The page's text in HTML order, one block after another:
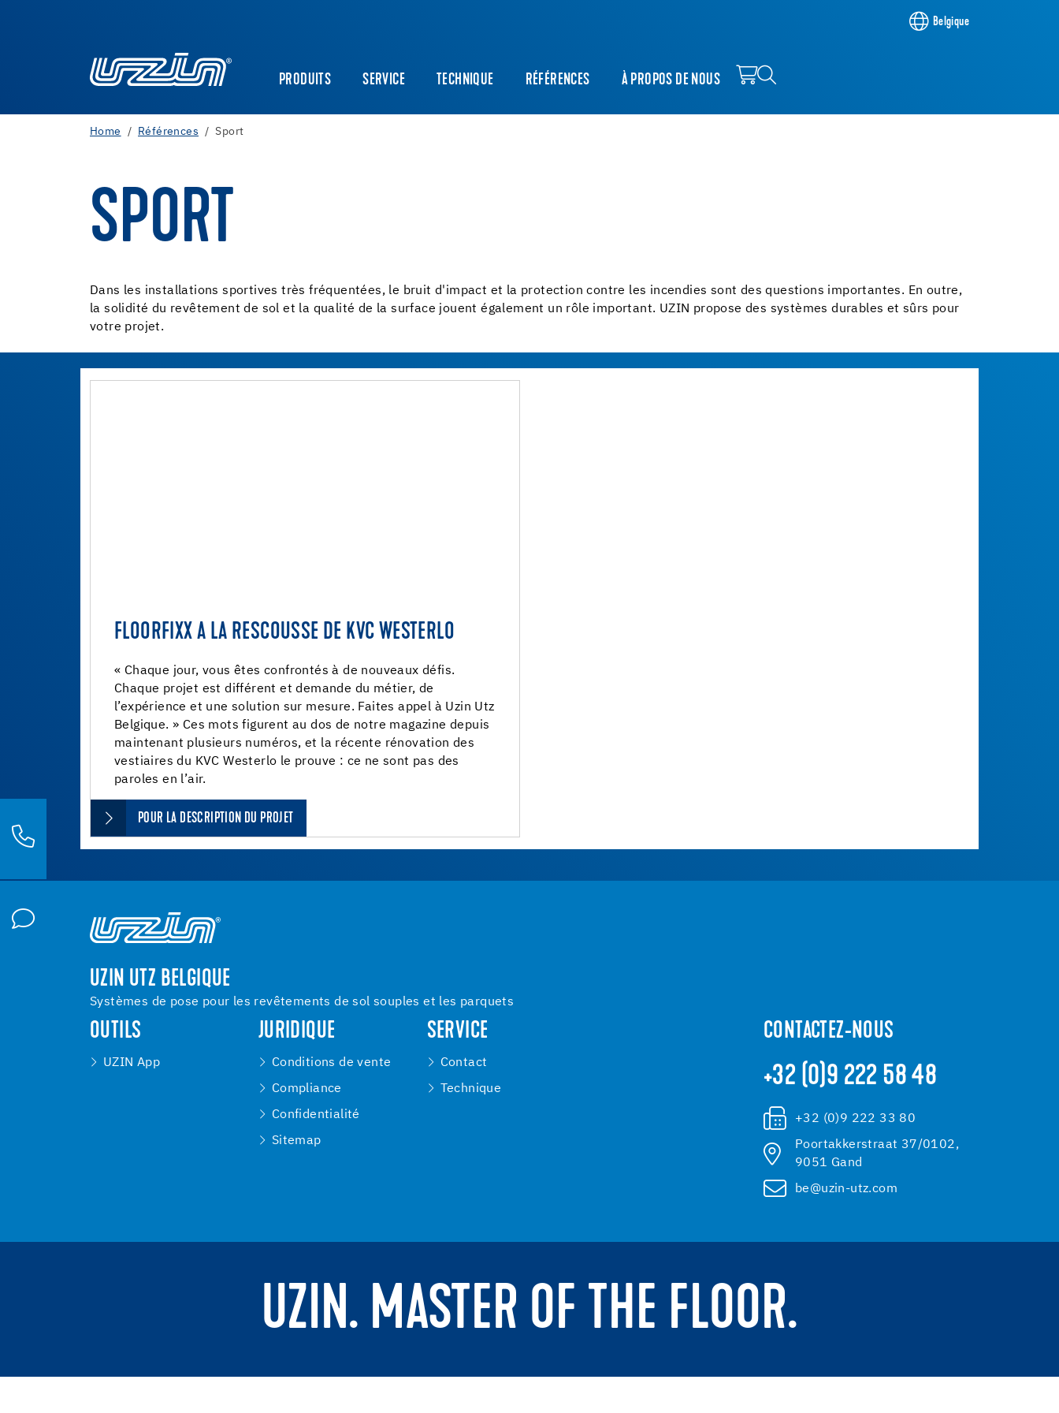
Belgique
PRODUITS SERVICE TECHNIQUE RÉFÉRENCES À PROPOS DE NOUS
Home Références Sport
SPORT
Dans les installations sportives très fréquentées, le bruit d'impact et la protection contre les incendies sont des questions importantes. En outre,
la solidité du revêtement de sol et la qualité de la surface jouent également un rôle important. UZIN propose des systèmes durables et sûrs pour
votre projet.
FLOORFIXX A LA RESCOUSSE DE KVC WESTERLO
« Chaque jour, vous êtes confrontés à de nouveaux défis.
Chaque projet est différent et demande du métier, de
l’expérience et une solution sur mesure. Faites appel à Uzin Utz
Belgique. » Ces mots figurent au dos de notre magazine depuis
maintenant plusieurs numéros, et la récente rénovation des
vestiaires du KVC Westerlo le prouve : ce ne sont pas des
paroles en l’air.
POUR LA DESCRIPTION DU PROJET
UZIN UTZ BELGIQUE
Systèmes de pose pour les revêtements de sol souples et les parquets
OUTILS
UZIN App
JURIDIQUE
Conditions de vente
Compliance
Confidentialité
Sitemap
SERVICE
Contact
Technique
CONTACTEZ-NOUS
+32 (0)9 222 58 48
+32 (0)9 222 33 80
Poortakkerstraat 37/0102,
9051 Gand
be@uzin-utz.com
UZIN. MASTER OF THE FLOOR.